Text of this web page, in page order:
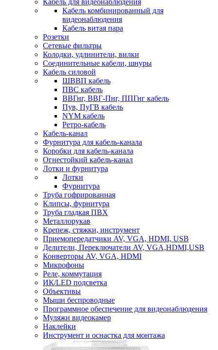
Кабель для видеонаблюдения
Кабель комбинированный для
видеонаблюдения
Кабель витая пара
Розетки
Сетевые фильтры
Колодки, удлинители, вилки
Соединительные кабели, шнуры
Кабель силовой
ШВВП кабель
ПВС кабель
ВВГнг, ВВГ-Пнг, ППГнг кабель
Пув, ПуГВ кабель
NYM кабель
Ретро-кабель
Кабель-канал
Фурнитура для кабель-канала
Коробки для кабель-канала
Огнестойкий кабель-канал
Лотки и фурнитура
Лотки
Фурнитура
Труба гофрированная
Клипсы, фурнитура
Труба гладкая ПВХ
Металлорукав
Крепеж, стяжки, инструмент
Приемопередатчики AV, VGA, HDMI, USB
Делители, Переключатели AV, VGA,HDMI,USB
Конверторы AV, VGA, HDMI
Микрофоны
Реле, коммутация
ИК/LED подсветка
Объективы
Мыши беспроводные
Программное обеспечение для видеонаблюдения
Муляжи видеокамер
Наклейки
Инструмент и оснастка для монтажа